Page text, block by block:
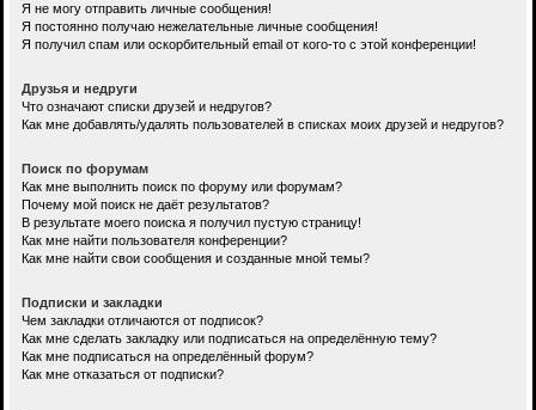
Я не могу отправить личные сообщения!
Я постоянно получаю нежелательные личные сообщения!
Я получил спам или оскорбительный email от кого-то с этой конференции!
Друзья и недруги
Что означают списки друзей и недругов?
Как мне добавлять/удалять пользователей в списках моих друзей и недругов?
Поиск по форумам
Как мне выполнить поиск по форуму или форумам?
Почему мой поиск не даёт результатов?
В результате моего поиска я получил пустую страницу!
Как мне найти пользователя конференции?
Как мне найти свои сообщения и созданные мной темы?
Подписки и закладки
Чем закладки отличаются от подписок?
Как мне сделать закладку или подписаться на определённую тему?
Как мне подписаться на определённый форум?
Как мне отказаться от подписки?